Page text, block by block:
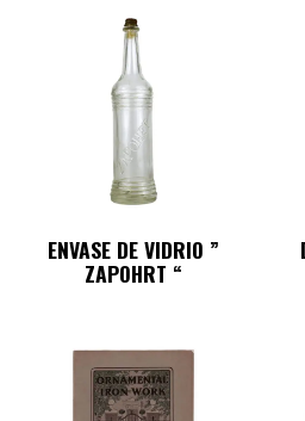
ENVASE DE VIDRIO ”
ZAPOHRT “